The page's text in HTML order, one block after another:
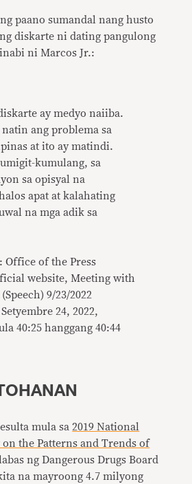
paano sumandal nang husto
diskarte ni dating pangulong
ni Marcos Jr.:
ay medyo naiiba.
ang problema sa
at ito ay matindi.
kumulang, sa
sa opisyal na
apat at kalahating
na mga adik sa
Office of the Press
website, Meeting with
9/23/2022
Setyembre 24, 2022,
40:25 hanggang 40:44
mula sa2019 National
the Patterns and Trends of
ng Dangerous Drugs Board
na mayroong 4.7 milyong